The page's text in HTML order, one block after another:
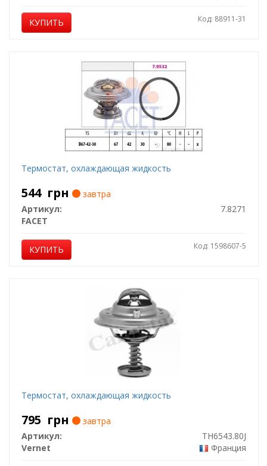
КУПИТЬ Код: 88911-31
Термостат, охлаждающая жидкость
544 грн
завтра
Артикул:
7.8271
FACET
КУПИТЬ Код: 1598607-5
Термостат, охлаждающая жидкость
795 грн
завтра
Артикул:
TH6543.80J
Vernet
Франция